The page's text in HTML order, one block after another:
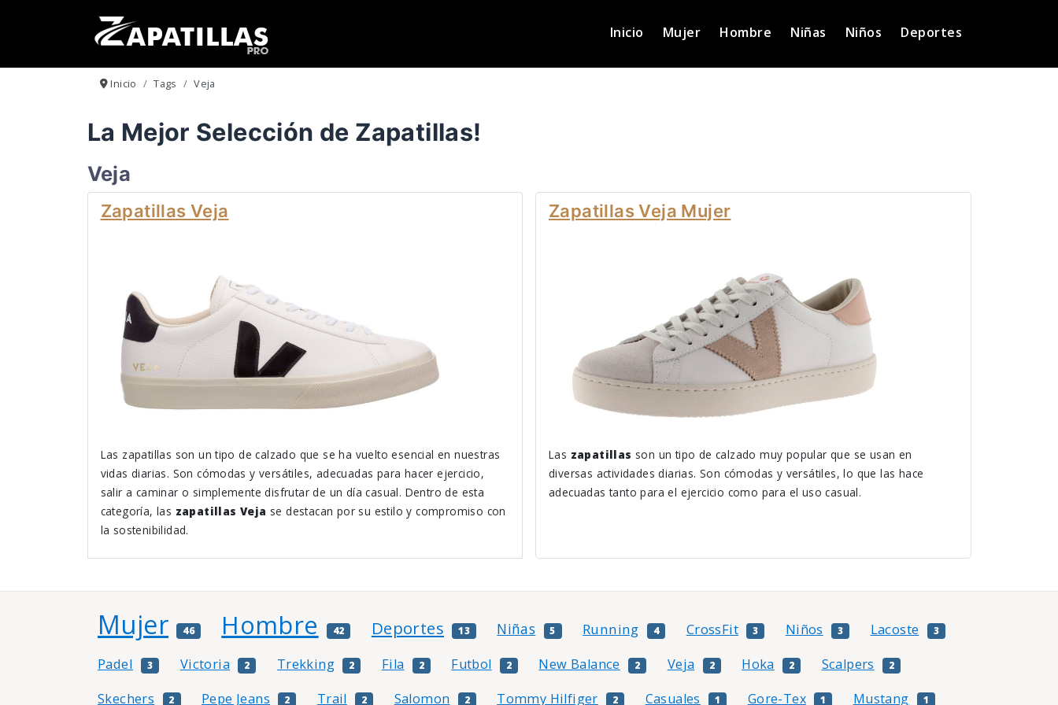
Inicio Mujer Hombre Niñas Niños Deportes
Inicio Tags Veja
La Mejor Selección de Zapatillas!
Veja
Zapatillas Veja
Las zapatillas son un tipo de calzado que se ha vuelto esencial en nuestras
vidas diarias. Son cómodas y versátiles, adecuadas para hacer ejercicio,
salir a caminar o simplemente disfrutar de un día casual. Dentro de esta
categoría, las zapatillas Veja se destacan por su estilo y compromiso con
la sostenibilidad.
Zapatillas Veja Mujer
Las zapatillas son un tipo de calzado muy popular que se usan en
diversas actividades diarias. Son cómodas y versátiles, lo que las hace
adecuadas tanto para el ejercicio como para el uso casual.
Mujer 46 Hombre 42 Deportes 13 Niñas 5 Running 4 CrossFit 3 Niños 3 Lacoste 3
Padel 3 Victoria 2 Trekking 2 Fila 2 Futbol 2 New Balance 2 Veja 2 Hoka 2 Scalpers 2
Skechers 2 Pepe Jeans 2 Trail 2 Salomon 2 Tommy Hilfiger 2 Casuales 1 Gore-Tex 1 Mustang 1